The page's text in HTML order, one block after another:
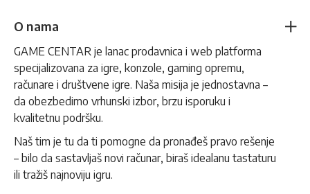
O nama
GAME CENTAR je lanac prodavnica i web platforma
specijalizovana za igre, konzole, gaming opremu,
računare i društvene igre. Naša misija je jednostavna –
da obezbedimo vrhunski izbor, brzu isporuku i
kvalitetnu podršku.
Naš tim je tu da ti pomogne da pronađeš pravo rešenje
– bilo da sastavljaš novi računar, biraš idealanu tastaturu
ili tražiš najnoviju igru.